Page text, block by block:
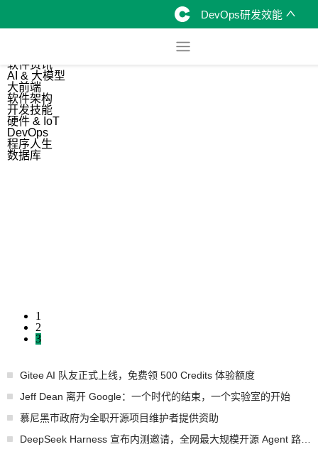
DevOps研发效能
软件资讯
AI & 大模型
大前端
软件架构
开发技能
硬件 & IoT
DevOps
程序人生
数据库
1
2
3
Gitee AI 队友正式上线，免费领 500 Credits 体验额度
Jeff Dean 离开 Google：一个时代的结束，一个实验室的开始
慕尼黑市政府为全职开源项目维护者提供资助